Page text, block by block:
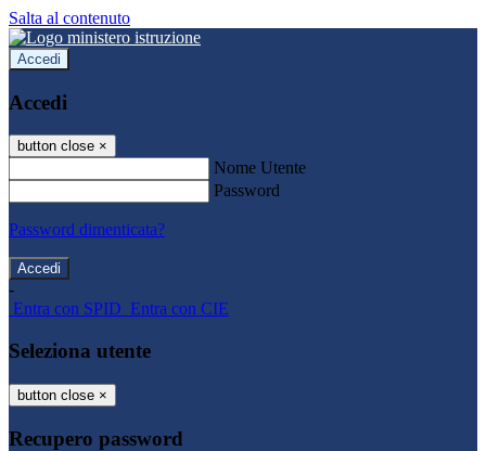
Salta al contenuto
Accedi
Accedi
button close ×
Nome Utente
Password
Password dimenticata?
-
Entra con SPID Entra con CIE
Seleziona utente
button close ×
Recupero password